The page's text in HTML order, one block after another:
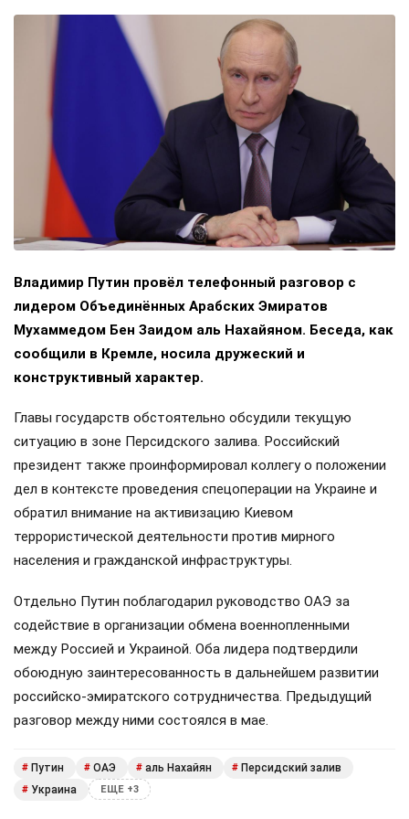
Владимир Путин провёл телефонный разговор с
лидером Объединённых Арабских Эмиратов
Мухаммедом Бен Заидом аль Нахайяном. Беседа, как
сообщили в Кремле, носила дружеский и
конструктивный характер.
Главы государств обстоятельно обсудили текущую
ситуацию в зоне Персидского залива. Российский
президент также проинформировал коллегу о положении
дел в контексте проведения спецоперации на Украине и
обратил внимание на активизацию Киевом
террористической деятельности против мирного
населения и гражданской инфраструктуры.
Отдельно Путин поблагодарил руководство ОАЭ за
содействие в организации обмена военнопленными
между Россией и Украиной. Оба лидера подтвердили
обоюдную заинтересованность в дальнейшем развитии
российско-эмиратского сотрудничества. Предыдущий
разговор между ними состоялся в мае.
# Путин # ОАЭ # аль Нахайян # Персидский залив
# Украина ЕЩЕ +3